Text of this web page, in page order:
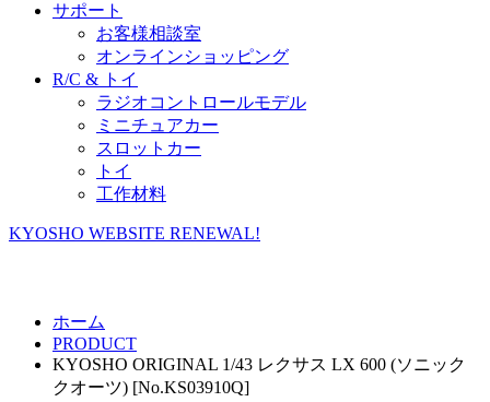
サポート
お客様相談室
オンラインショッピング
R/C & トイ
ラジオコントロールモデル
ミニチュアカー
スロットカー
トイ
工作材料
KYOSHO WEBSITE RENEWAL!
ホーム
PRODUCT
KYOSHO ORIGINAL 1/43 レクサス LX 600 (ソニック
クオーツ) [No.KS03910Q]